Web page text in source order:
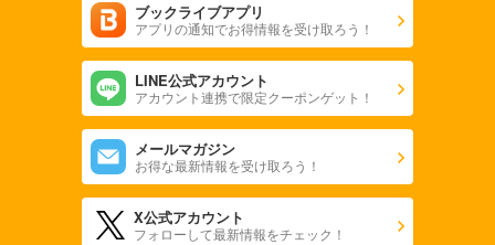
ブックライブアプリ
アプリの通知でお得情報を受け取ろう！
LINE公式アカウント
アカウント連携で限定クーポンゲット！
メールマガジン
お得な最新情報を受け取ろう！
X公式アカウント
フォローして最新情報をチェック！